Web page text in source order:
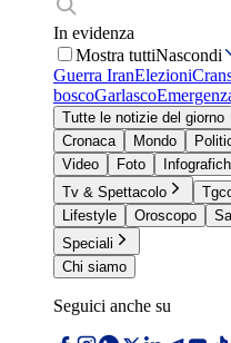
In evidenza
Mostra tuttiNascondi
Guerra IranElezioni
boscoGarlasco
Tutte le notizie del giorno
Cronaca
Mondo
Video
Foto
Tv & Spettacolo
Lifestyle
Oroscopo
Speciali
Chi siamo
Seguici anche su